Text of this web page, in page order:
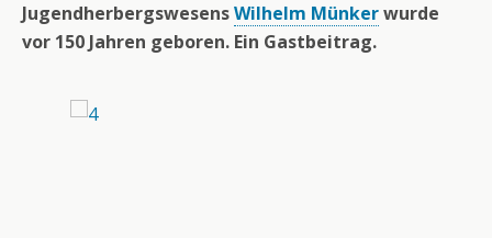
JugendherbergswesensWilhelm Münkerwurde
vor 150 Jahren geboren. Ein Gastbeitrag.